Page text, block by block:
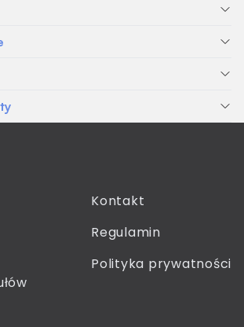
Kontakt
Regulamin
Polityka prywatności